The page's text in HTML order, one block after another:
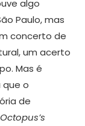
algo
Paulo, mas
concerto de
um acerto
Mas é
o
de
Octopus’s